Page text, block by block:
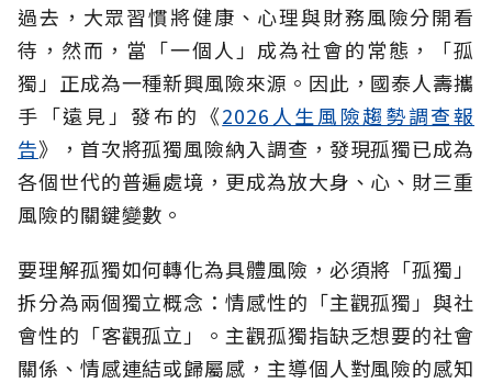
過去，大眾習慣將健康、心理與財務風險分開看
待，然而，當「一個人」成為社會的常態，「孤
獨」正成為一種新興風險來源。因此，國泰人壽攜
手「遠見」發布的《2026人生風險趨勢調查報
告》，首次將孤獨風險納入調查，發現孤獨已成為
各個世代的普遍處境，更成為放大身、心、財三重
風險的關鍵變數。
要理解孤獨如何轉化為具體風險，必須將「孤獨」
拆分為兩個獨立概念：情感性的「主觀孤獨」與社
會性的「客觀孤立」。主觀孤獨指缺乏想要的社會
關係、情感連結或歸屬感，主導個人對風險的感知